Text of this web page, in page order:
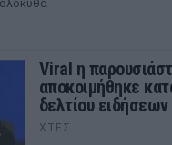
Viral η
αποκοιμήθηκε
δελτίου ειδήσεων
ΧΤΕΣ